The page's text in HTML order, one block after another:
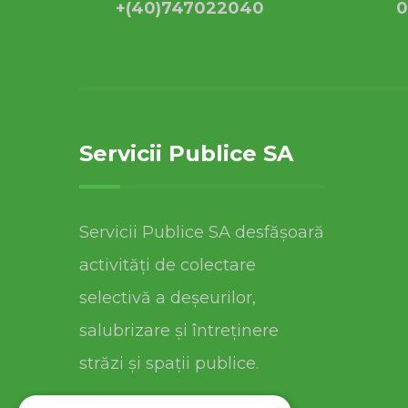
+(40)747022040
Servicii Publice SA
Servicii Publice SA desfășoară
activități de colectare
selectivă a deșeurilor,
salubrizare și întreținere
străzi și spații publice.